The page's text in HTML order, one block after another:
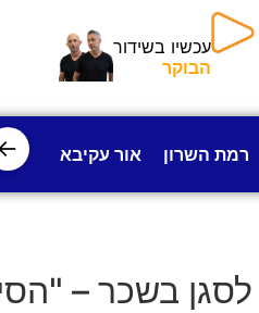
עכשיו בשידור
הבוקר
רמת השרון אור עקיבא
לסגן בשכר –